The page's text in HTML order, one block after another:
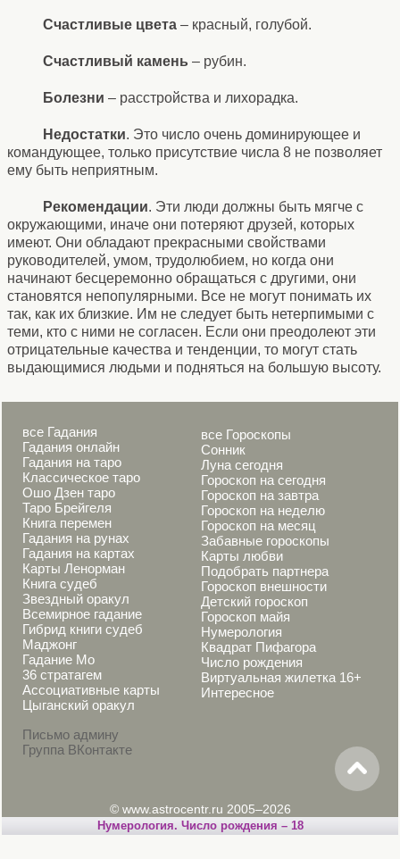
Счастливые цвета – красный, голубой.
Счастливый камень – рубин.
Болезни – расстройства и лихорадка.
Недостатки. Это число очень доминирующее и
командующее, только присутствие числа 8 не позволяет
ему быть неприятным.
Рекомендации. Эти люди должны быть мягче с
окружающими, иначе они потеряют друзей, которых
имеют. Они обладают прекрасными свойствами
руководителей, умом, трудолюбием, но когда они
начинают бесцеремонно обращаться с другими, они
становятся непопулярными. Все не могут понимать их
так, как их близкие. Им не следует быть нетерпимыми с
теми, кто с ними не согласен. Если они преодолеют эти
отрицательные качества и тенденции, то могут стать
выдающимися людьми и подняться на большую высоту.
все Гадания
Гадания онлайн
Гадания на таро
Классическое таро
Ошо Дзен таро
Таро Брейгеля
Книга перемен
Гадания на рунах
Гадания на картах
Карты Ленорман
Книга судеб
Звездный оракул
Всемирное гадание
Гибрид книги судеб
Маджонг
Гадание Мо
36 стратагем
Ассоциативные карты
Цыганский оракул
Письмо админу
Группа ВКонтакте
все Гороскопы
Сонник
Луна сегодня
Гороскоп на сегодня
Гороскоп на завтра
Гороскоп на неделю
Гороскоп на месяц
Забавные гороскопы
Карты любви
Подобрать партнера
Гороскоп внешности
Детский гороскоп
Гороскоп майя
Нумерология
Квадрат Пифагора
Число рождения
Виртуальная жилетка 16+
Интересное
© www.astrocentr.ru 2005–2026
Нумерология. Число рождения – 18